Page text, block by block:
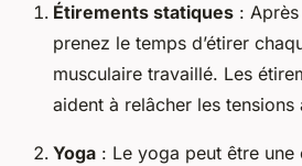
Étirements statiques :
prenez le temps d’étirer
musculaire travaillé. Les
aident à relâcher les tensions
Yoga : Le yoga peut être une